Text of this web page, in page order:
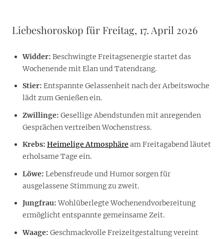
Liebeshoroskop für Freitag, 17. April 2026
Widder: Beschwingte Freitagsenergie startet das
Wochenende mit Elan und Tatendrang.
Stier: Entspannte Gelassenheit nach der Arbeitswoche
lädt zum Genießen ein.
Zwillinge: Gesellige Abendstunden mit anregenden
Gesprächen vertreiben Wochenstress.
Krebs: Heimelige Atmosphäre am Freitagabend läutet
erholsame Tage ein.
Löwe: Lebensfreude und Humor sorgen für
ausgelassene Stimmung zu zweit.
Jungfrau:Wohlüberlegte Wochenendvorbereitung
ermöglicht entspannte gemeinsame Zeit.
Waage: Geschmackvolle Freizeitgestaltung vereint